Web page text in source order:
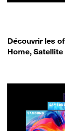
Découvrir les
Home, Satellite